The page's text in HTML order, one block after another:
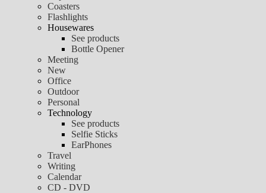
Coasters
Flashlights
Housewares
See products
Bottle Opener
Meeting
New
Office
Outdoor
Personal
Technology
See products
Selfie Sticks
EarPhones
Travel
Writing
Calendar
CD - DVD